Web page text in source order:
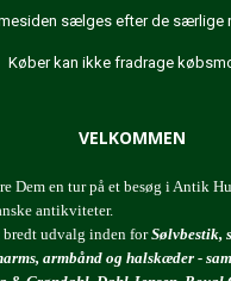
sælges efter de særlige
Køber kan ikke fradrage
VELKOMMEN
Dem en tur på et besøg i Antik
antikviteter.
bredt udvalg inden forSølvbestik,
armbånd og halskæder -